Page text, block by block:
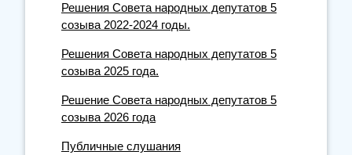
Решения Совета народных депутатов 5
созыва 2022-2024 годы.
Решения Совета народных депутатов 5
созыва 2025 года.
Решение Совета народных депутатов 5
созыва 2026 года
Публичные слушания